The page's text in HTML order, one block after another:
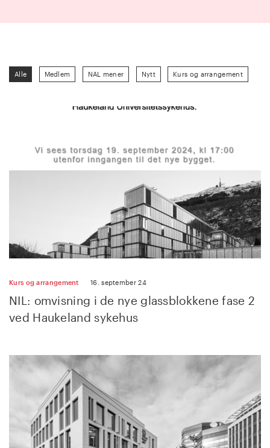
Alle Medlem NAL mener Nytt Kurs og arrangement
Kurs og arrangement 16. september 24
NIL: omvisning i de nye glassblokkene fase 2
ved Haukeland sykehus